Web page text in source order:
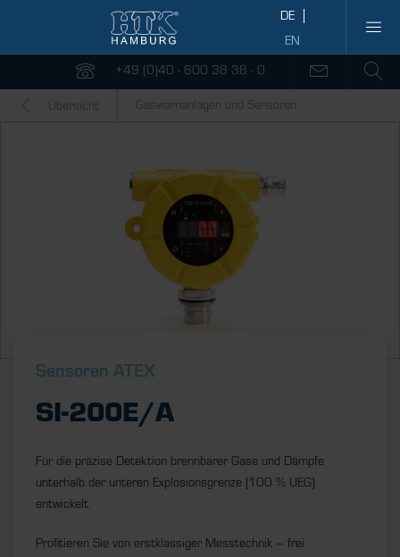
+49 (0)40 - 600 38 38 - 0
Übersicht Gaswarnanlagen und Sensoren
Sensoren ATEX
SI-200E/A
Für die präzise Detektion brennbarer Gase und Dämpfe
unterhalb der unteren Explosionsgrenze (100 % UEG)
entwickelt.
Profitieren Sie von erstklassiger Messtechnik – frei